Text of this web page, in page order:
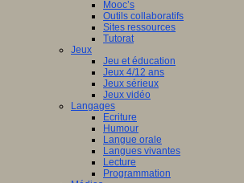
Mooc’s
Outils collaboratifs
Sites ressources
Tutorat
Jeux
Jeu et éducation
Jeux 4/12 ans
Jeux sérieux
Jeux vidéo
Langages
Ecriture
Humour
Langue orale
Langues vivantes
Lecture
Programmation